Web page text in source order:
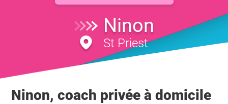
Ninon
St Priest
Ninon, coach privée à domicile